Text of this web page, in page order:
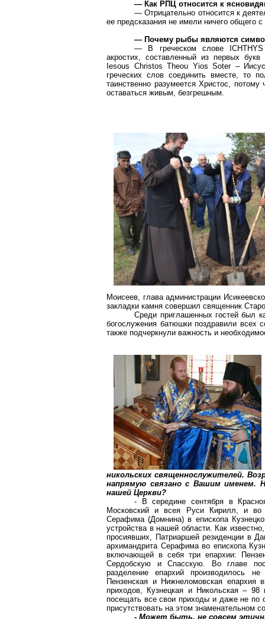
— Как РПЦ относится к
— Отрицательно относится к
ее предсказания не имели ничего общего
— Почему рыбы являются
— В греческом слове ICHTHYS
акростих, составленный из первых
Iesous Christos Theou Yios Soter– Иисус
греческих слов соединить вместе, то
таинственно разумеется Христос,
оставаться живым, безгрешным.
Моисеев, глава администрации
закладки камня совершил священник
Среди приглашенных гостей был
богослужения батюшки поздравили всех
также подчеркнули важность и
никольскихсвященнослужителей.
напрямую связано с Вашим именем.
нашей Церкви?
- В середине сентября в
Московский и всея Руси Кирилл, и во
Серафима (Домнина) в епископа
устройства в нашей области. Как
просиявших, Патриаршей резиденции в
архимандрита Серафима во епископа
включающей в себя три епархии:
Сердобскую и Спасскую. Во главе
разделение епархий производилось
Пензенская и Нижнеломовская епархия
приходов, Кузнецкая и Никольская –
посещать все свои приходы и даже не по
присутствовать на этом знаменательном
- Может быть, не совсем